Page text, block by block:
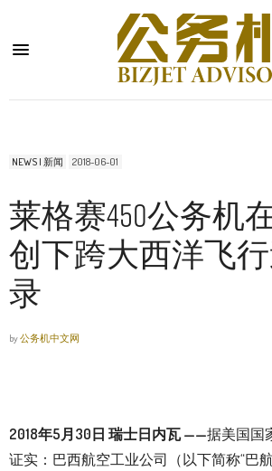
NEWS | 新闻 2018-06-01
莱格赛450公务机
创下跨大西洋飞
录
by公务机中文网
2018年5月 30 日 瑞士日内瓦 ——据美国国
证实：巴西航空工业公司（以下简称“巴